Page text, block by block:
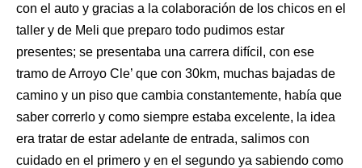
con el auto y gracias a la colaboración de los chicos en el
taller y de Meli que preparo todo pudimos estar
presentes; se presentaba una carrera difícil, con ese
tramo de Arroyo Cle’ que con 30km, muchas bajadas de
camino y un piso que cambia constantemente, había que
saber correrlo y como siempre estaba excelente, la idea
era tratar de estar adelante de entrada, salimos con
cuidado en el primero y en el segundo ya sabiendo como